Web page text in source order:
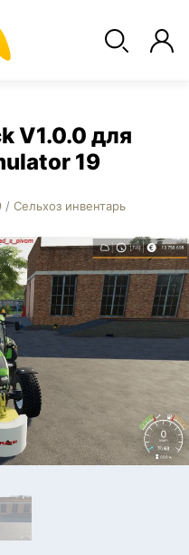
V1.0.0 для
19
/ Сельхоз инвентарь